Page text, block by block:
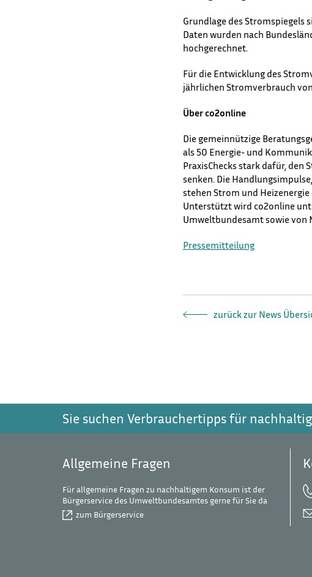
Grundlage des Stromspiegels
Daten wurden nach
hochgerechnet.
Für die Entwicklung des
jährlichen Stromverbrauch
Über co2online
Die gemeinnützige
als 50 Energie- und
PraxisChecks stark dafür,
senken. Die
stehen Strom und
Unterstützt wird co2online
Umweltbundesamt sowie von
Pressemitteilung
zurück zur News
Sie suchen Verbrauchertipps für
Allgemeine Fragen
Für allgemeine Fragen zu nachhaltigem Konsum ist der
Bürgerservice des Umweltbundesamtes gerne für Sie da
zum Bürgerservice